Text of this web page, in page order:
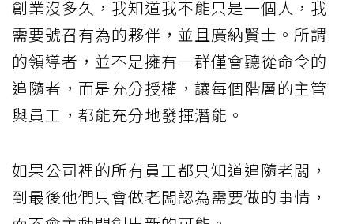
創業沒多久，我知道我不能只是一個人，我
需要號召有為的夥伴，並且廣納賢士。所謂
的領導者，並不是擁有一群僅會聽從命令的
追隨者，而是充分授權，讓每個階層的主管
與員工，都能充分地發揮潛能。
如果公司裡的所有員工都只知道追隨老闆，
到最後他們只會做老闆認為需要做的事情，